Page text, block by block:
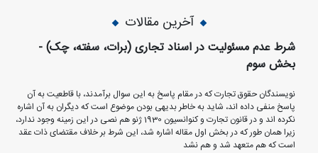
آخرین مقالات
شرط عدم مسئوليت در اسناد تجاری (برات، سفته، چک) -
بخش سوم
نویسندگان حقوق تجارت که در مقام پاسخ به این سوال برآمدند، با قاطعیت به آن
پاسخ منفی داده اند، شاید به خاطر بدیهی بودن موضوع است که دیگران به آن اشاره
نکرده اند و در قانون تجارت و کنوانسیون 1930 ژنو هم نصی در این زمینه وجود ندارد،
زیرا همان طور که در بخش اول مقاله اشاره شد، این شرط بر خلاف مقتضای ذات عقد
است که هم متعهد شد و هم نشد